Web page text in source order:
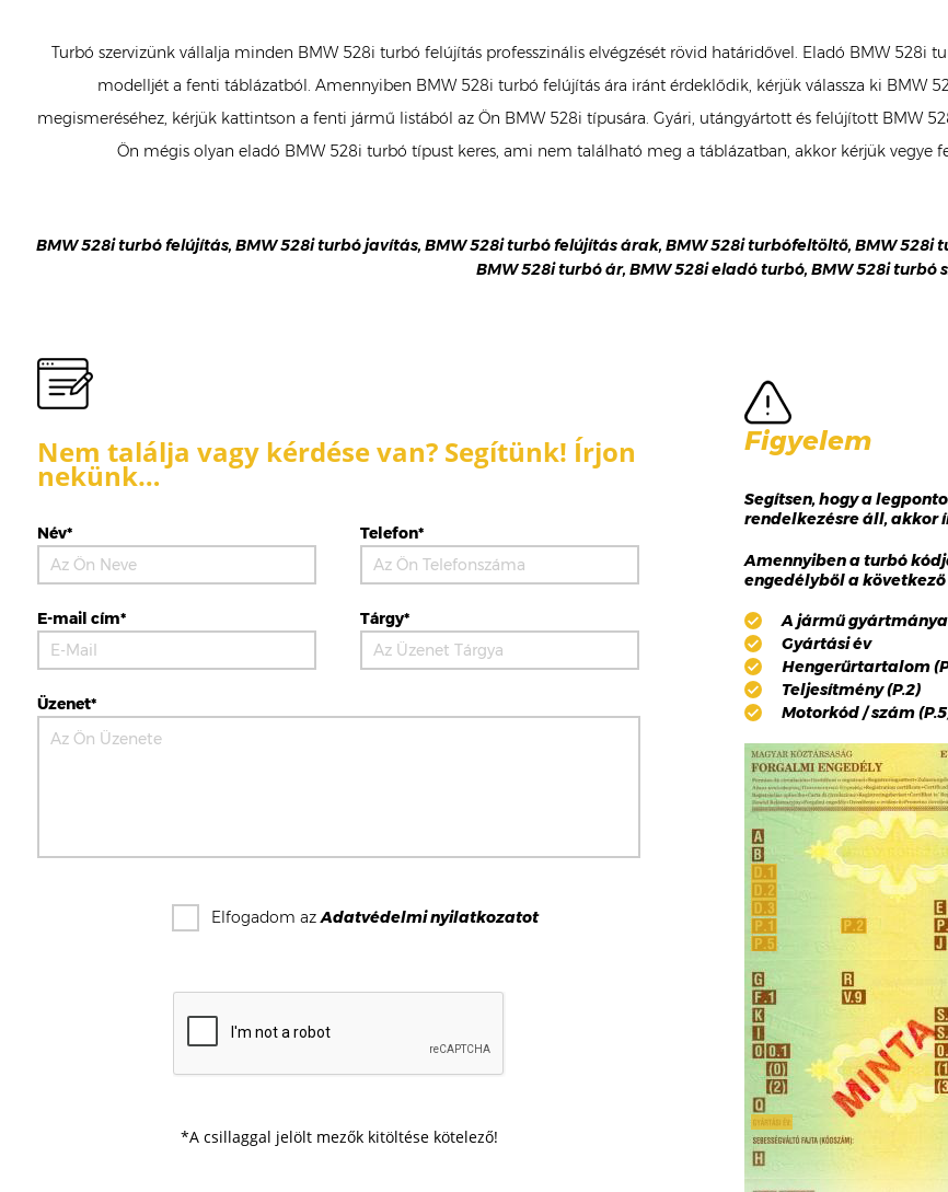
Turbó szervizünk vállalja minden BMW 528i turbó felújítás professzinális elvégzését rövid határidővel. Eladó BMW 528i
modelljét a fenti táblázatból. Amennyiben BMW 528i turbó felújítás ára iránt érdeklődik, kérjük válassza ki BMW
megismeréséhez, kérjük kattintson a fenti jármű listából az Ön BMW 528i típusára. Gyári, utángyártott és felújított BMW
Ön mégis olyan eladó BMW 528i turbó típust keres, ami nem található meg a táblázatban, akkor kérjük vegye
BMW 528i turbó felújítás, BMW 528i turbó javítás, BMW 528i turbó felújítás árak, BMW 528i turbófeltöltő, BMW
BMW 528i turbó ár, BMW 528i eladó turbó, BMW 528i turbó
Nem találja vagy kérdése van? Segítünk! Írjon
nekünk…
Név* Telefon*
E-mail cím* Tárgy*
Üzenet*
Elfogadom azAdatvédelmi nyilatkozatot
*A csillaggal jelölt mezők kitöltése kötelező!
Figyelem
Segítsen, hogy a
rendelkezésre áll, akkor
Amennyiben a turbó
engedélyből a
A jármű gyártmánya
Gyártási év
Hengerűrtartalom
Teljesítmény (P.2)
Motorkód / szám